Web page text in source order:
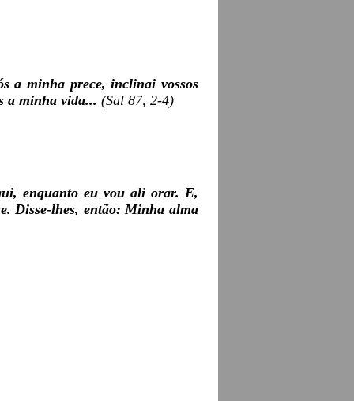
a minha prece, inclinai vossos
a minha vida... (Sal 87, 2-4)
enquanto eu vou ali orar. E,
Disse-lhes, então: Minha alma